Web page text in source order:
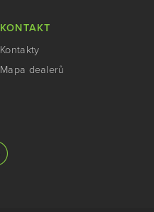
KONTAKT
Kontakty
Mapa dealerů